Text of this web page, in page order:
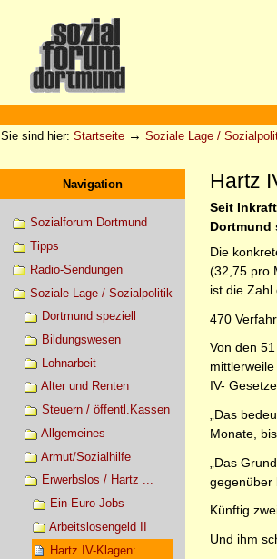
Werkzeuge
Sie sind hier: Startseite → Soziale Lage /
Navigation
Sozialforum Dortmund
Tipps
Radio-Sendungen
Soziale Lage / Sozialpolitik
Dortmund speziell
Bildungswesen
Lohnarbeit
Alter und Renten
Steuern / öffentl.Kassen
Allgemeines
Armut/Sozialhilfe
Erwerbslos / Hartz ...
Ein-Euro-Jobs
Arbeitslosengeld II
Hartz IV-Klagen:
Hartz
Seit
Dortmund
Die
(32,75 pro
ist die Zahl
470
Von den
IV-
„Das
Monate,
„Das
gegenüber
Künftig
Und ihm